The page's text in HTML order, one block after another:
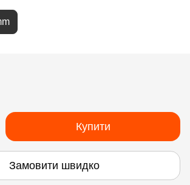
Купити
Замовити швидко